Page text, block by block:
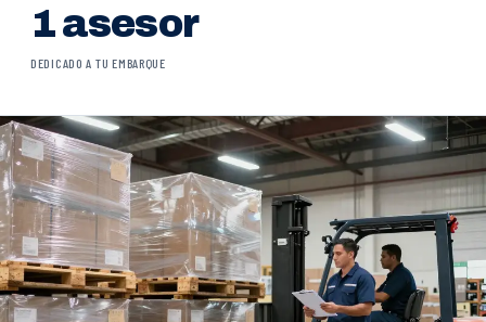
1 asesor
DEDICADO A TU EMBARQUE